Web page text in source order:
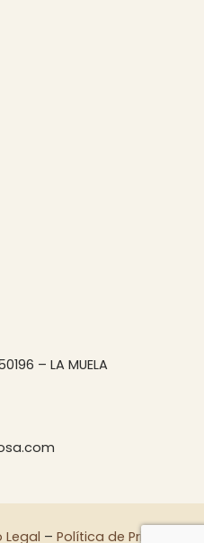
– LA MUELA
Legal – Política de Privacidad